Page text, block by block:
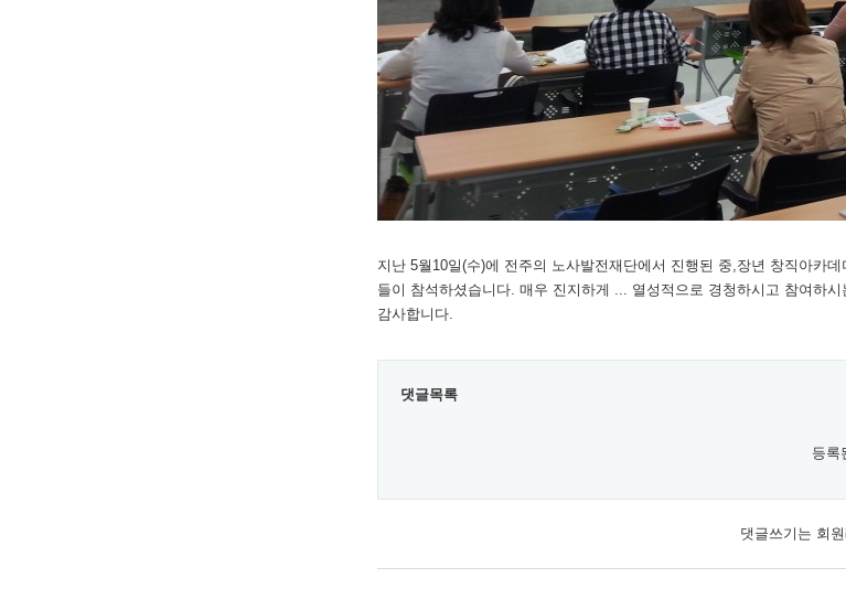
지난 5월10일(수)에 전주의 노사발전재단에서 진행된 중,장년 창직아카
들이 참석하셨습니다. 매우 진지하게 ... 열성적으로 경청하시고 참여하
감사합니다.
댓글목록
등록
댓글쓰기는 회